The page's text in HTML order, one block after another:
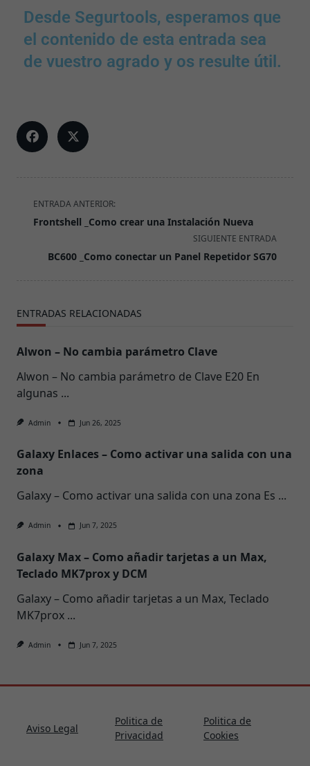
Desde Segurtools, esperamos que
el contenido de esta entrada sea
de vuestro agrado y os resulte útil.
ENTRADA ANTERIOR:
Frontshell _Como crear una Instalación Nueva
SIGUIENTE ENTRADA
BC600 _Como conectar un Panel Repetidor SG70
ENTRADAS RELACIONADAS
Alwon – No cambia parámetro Clave
Alwon – No cambia parámetro de Clave E20 En
algunas ...
Admin Jun 26, 2025
Galaxy Enlaces – Como activar una salida con una
zona
Galaxy – Como activar una salida con una zona Es ...
Admin Jun 7, 2025
Galaxy Max – Como añadir tarjetas a un Max,
Teclado MK7prox y DCM
Galaxy – Como añadir tarjetas a un Max, Teclado
MK7prox ...
Admin Jun 7, 2025
Aviso Legal
Politica de
Privacidad
Politica de
Cookies